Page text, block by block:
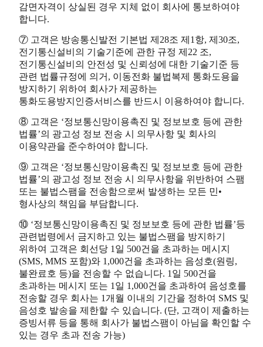
감면자격이 상실된 경우 지체 없이 회사에 통보하여야
합니다.
⑦ 고객은 방송통신발전 기본법 제28조 제1항, 제30조,
전기통신설비의 기술기준에 관한 규정 제22 조,
전기통신설비의 안전성 및 신뢰성에 대한 기술기준 등
관련 법률규정에 의거, 이동전화 불법복제 통화도용을
방지하기 위하여 회사가 제공하는
통화도용방지인증서비스를 반드시 이용하여야 합니다.
⑧ 고객은 ‘정보통신망이용촉진 및 정보보호 등에 관한
법률’의 광고성 정보 전송 시 의무사항 및 회사의
이용약관을 준수하여야 합니다.
⑨ 고객은 ‘정보통신망이용촉진 및 정보보호 등에 관한
법률’의 광고성 정보 전송 시 의무사항을 위반하여 스팸
또는 불법스팸을 전송함으로써 발생하는 모든 민•
형사상의 책임을 부담합니다.
⑩ ‘정보통신망이용촉진 및 정보보호 등에 관한 법률’등
관련법령에서 금지하고 있는 불법스팸을 방지하기
위하여 고객은 회선당 1일 500건을 초과하는 메시지
(SMS, MMS 포함)와 1,000건을 초과하는 음성호(원링,
불완료호 등)을 전송할 수 없습니다. 1일 500건을
초과하는 메시지 또는 1일 1,000건을 초과하여 음성호를
전송할 경우 회사는 1개월 이내의 기간을 정하여 SMS 및
음성호 발송을 제한할 수 있습니다. (단, 고객이 제출하는
증빙서류 등을 통해 회사가 불법스팸이 아님을 확인할 수
있는 경우 초과 전송 가능)